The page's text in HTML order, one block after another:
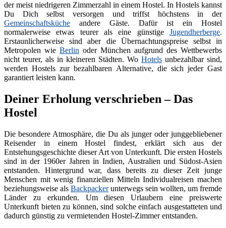
der meist niedrigeren Zimmerzahl in einem Hostel. In Hostels kannst
Du Dich selbst versorgen und triffst höchstens in der
Gemeinschaftsküche andere Gäste. Dafür ist ein Hostel
normalerweise etwas teurer als eine günstige Jugendherberge.
Erstaunlicherweise sind aber die Übernachtungspreise selbst in
Metropolen wie Berlin oder München aufgrund des Wettbewerbs
nicht teurer, als in kleineren Städten. Wo Hotels unbezahlbar sind,
werden Hostels zur bezahlbaren Alternative, die sich jeder Gast
garantiert leisten kann.
Deiner Erholung verschrieben – Das
Hostel
Die besondere Atmosphäre, die Du als junger oder junggebliebener
Reisender in einem Hostel findest, erklärt sich aus der
Entstehungsgeschichte dieser Art von Unterkunft. Die ersten Hostels
sind in der 1960er Jahren in Indien, Australien und Südost-Asien
entstanden. Hintergrund war, dass bereits zu dieser Zeit junge
Menschen mit wenig finanziellen Mitteln Individualreisen machen
beziehungsweise als Backpackerunterwegs sein wollten, um fremde
Länder zu erkunden. Um diesen Urlaubern eine preiswerte
Unterkunft bieten zu können, sind solche einfach ausgestatteten und
dadurch günstig zu vermietenden Hostel-Zimmer entstanden.